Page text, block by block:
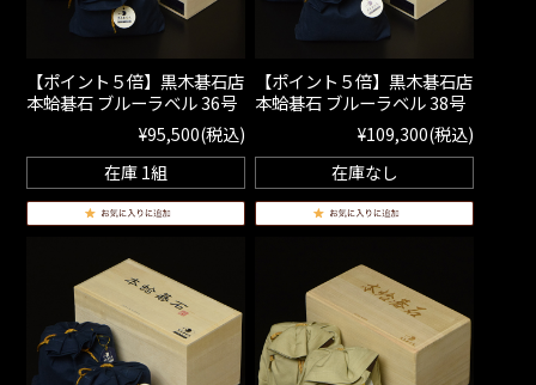
【ポイント５倍】黒木碁石店
本蛤碁石 ブルーラベル 36号
¥95,500(税込)
在庫 1組
【ポイント５倍】黒木碁石店
本蛤碁石 ブルーラベル 38号
¥109,300(税込)
在庫なし